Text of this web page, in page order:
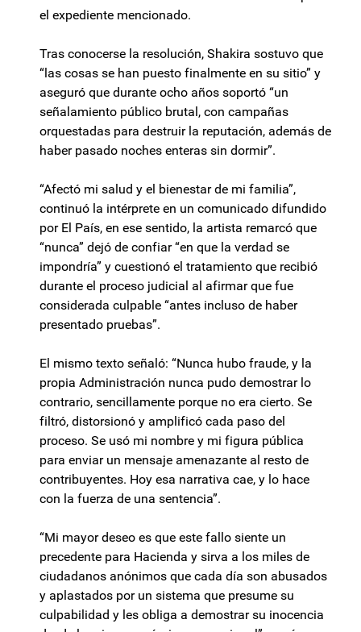
el expediente mencionado.
Tras conocerse la resolución, Shakira sostuvo que
“las cosas se han puesto finalmente en su sitio” y
aseguró que durante ocho años soportó “un
señalamiento público brutal, con campañas
orquestadas para destruir la reputación, además de
haber pasado noches enteras sin dormir”.
“Afectó mi salud y el bienestar de mi familia”,
continuó la intérprete en un comunicado difundido
por El País, en ese sentido, la artista remarcó que
“nunca” dejó de confiar “en que la verdad se
impondría” y cuestionó el tratamiento que recibió
durante el proceso judicial al afirmar que fue
considerada culpable “antes incluso de haber
presentado pruebas”.
El mismo texto señaló: “Nunca hubo fraude, y la
propia Administración nunca pudo demostrar lo
contrario, sencillamente porque no era cierto. Se
filtró, distorsionó y amplificó cada paso del
proceso. Se usó mi nombre y mi figura pública
para enviar un mensaje amenazante al resto de
contribuyentes. Hoy esa narrativa cae, y lo hace
con la fuerza de una sentencia”.
“Mi mayor deseo es que este fallo siente un
precedente para Hacienda y sirva a los miles de
ciudadanos anónimos que cada día son abusados
y aplastados por un sistema que presume su
culpabilidad y les obliga a demostrar su inocencia